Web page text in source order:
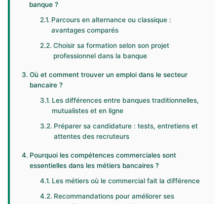
banque ?
Parcours en alternance ou classique :
avantages comparés
Choisir sa formation selon son projet
professionnel dans la banque
Où et comment trouver un emploi dans le secteur
bancaire ?
Les différences entre banques traditionnelles,
mutualistes et en ligne
Préparer sa candidature : tests, entretiens et
attentes des recruteurs
Pourquoi les compétences commerciales sont
essentielles dans les métiers bancaires ?
Les métiers où le commercial fait la différence
Recommandations pour améliorer ses